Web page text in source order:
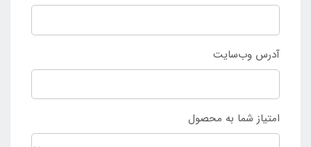
آدرس وب‌سایت
امتیاز شما به محصول